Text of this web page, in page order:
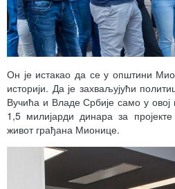
Он је истакао да се у општини
историји. Да је захваљујући
Вучића и Владе Србије само у
1,5 милијарди динара за пројекте
живот грађана Мионице.